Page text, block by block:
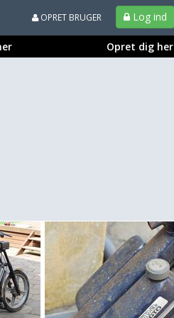
Log ind
OPRET BRUGER
Opret dig her